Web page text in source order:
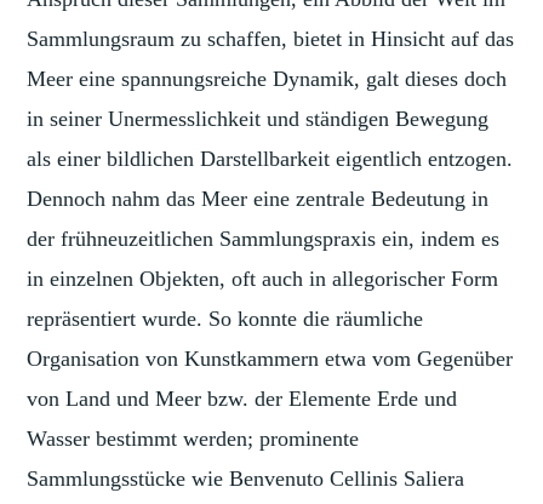
Sammlungsraum zu schaffen, bietet in Hinsicht auf das
Meer eine spannungsreiche Dynamik, galt dieses doch
in seiner Unermesslichkeit und ständigen Bewegung
als einer bildlichen Darstellbarkeit eigentlich entzogen.
Dennoch nahm das Meer eine zentrale Bedeutung in
der frühneuzeitlichen Sammlungspraxis ein, indem es
in einzelnen Objekten, oft auch in allegorischer Form
repräsentiert wurde. So konnte die räumliche
Organisation von Kunstkammern etwa vom Gegenüber
von Land und Meer bzw. der Elemente Erde und
Wasser bestimmt werden; prominente
Sammlungsstücke wie Benvenuto Cellinis Saliera